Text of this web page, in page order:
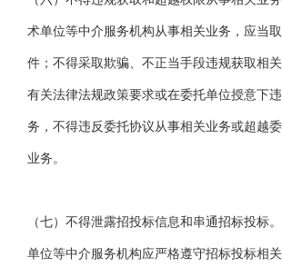
术单位等中介服务机构从事相关业务，应当
件；不得采取欺骗、不正当手段违规获取相
有关法律法规政策要求或在委托单位授意下
务，不得违反委托协议从事相关业务或超越
业务。
（七）不得泄露招投标信息和串通招标投标
单位等中介服务机构应严格遵守招标投标相